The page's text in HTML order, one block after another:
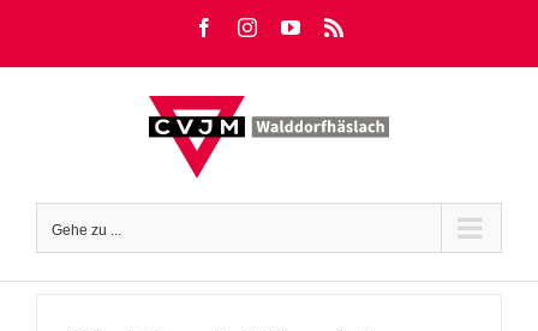
FacebookInstagramYouTube
Gehe zu ...